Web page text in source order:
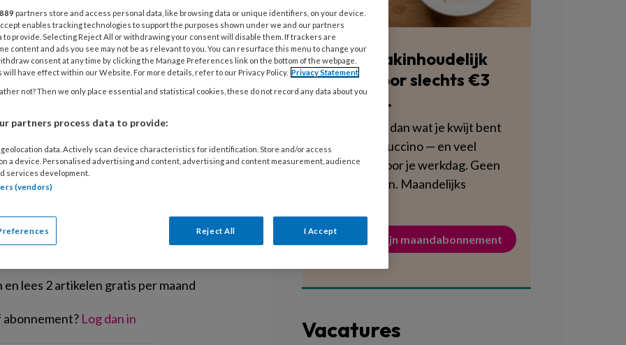
volwassenen zwaar; ook voor
waarin veel verandert. Vaak
te kiezen, moeten ze gaan
worden soms geconfronteerd
lezen?
lees 2 artikelen gratis per maand
Log dan in
Blijf vakinhoudelijk
scherp voor slechts €3
per week.
Dat is minder dan wat je kwijt bent
aan een cappuccino — en veel
voedzamer voor je werkdag. Geen
verplichtingen. Maandelijks
Activeer mijn maandabonnement
Vacatures
889 partners store and access personal data, like browsing data or unique identifiers, on your device.
enables tracking technologies to support the purposes shown under we and our partners
to provide. Selecting Reject All or withdrawing your consent will disable them. If trackers are
content and ads you see may not be as relevant to you. You can resurface this menu to change your
consent at any time by clicking the Manage Preferences link on the bottom of the webpage.
will have effect within our Website. For more details, refer to our Privacy Policy. Privacy Statement
not? Then we only place essential and statistical cookies, these do not record any data about you
partners process data to provide:
data. Actively scan device characteristics for identification. Store and/or access
a device. Personalised advertising and content, advertising and content measurement, audience
services development.
(vendors)
Reject All I Accept